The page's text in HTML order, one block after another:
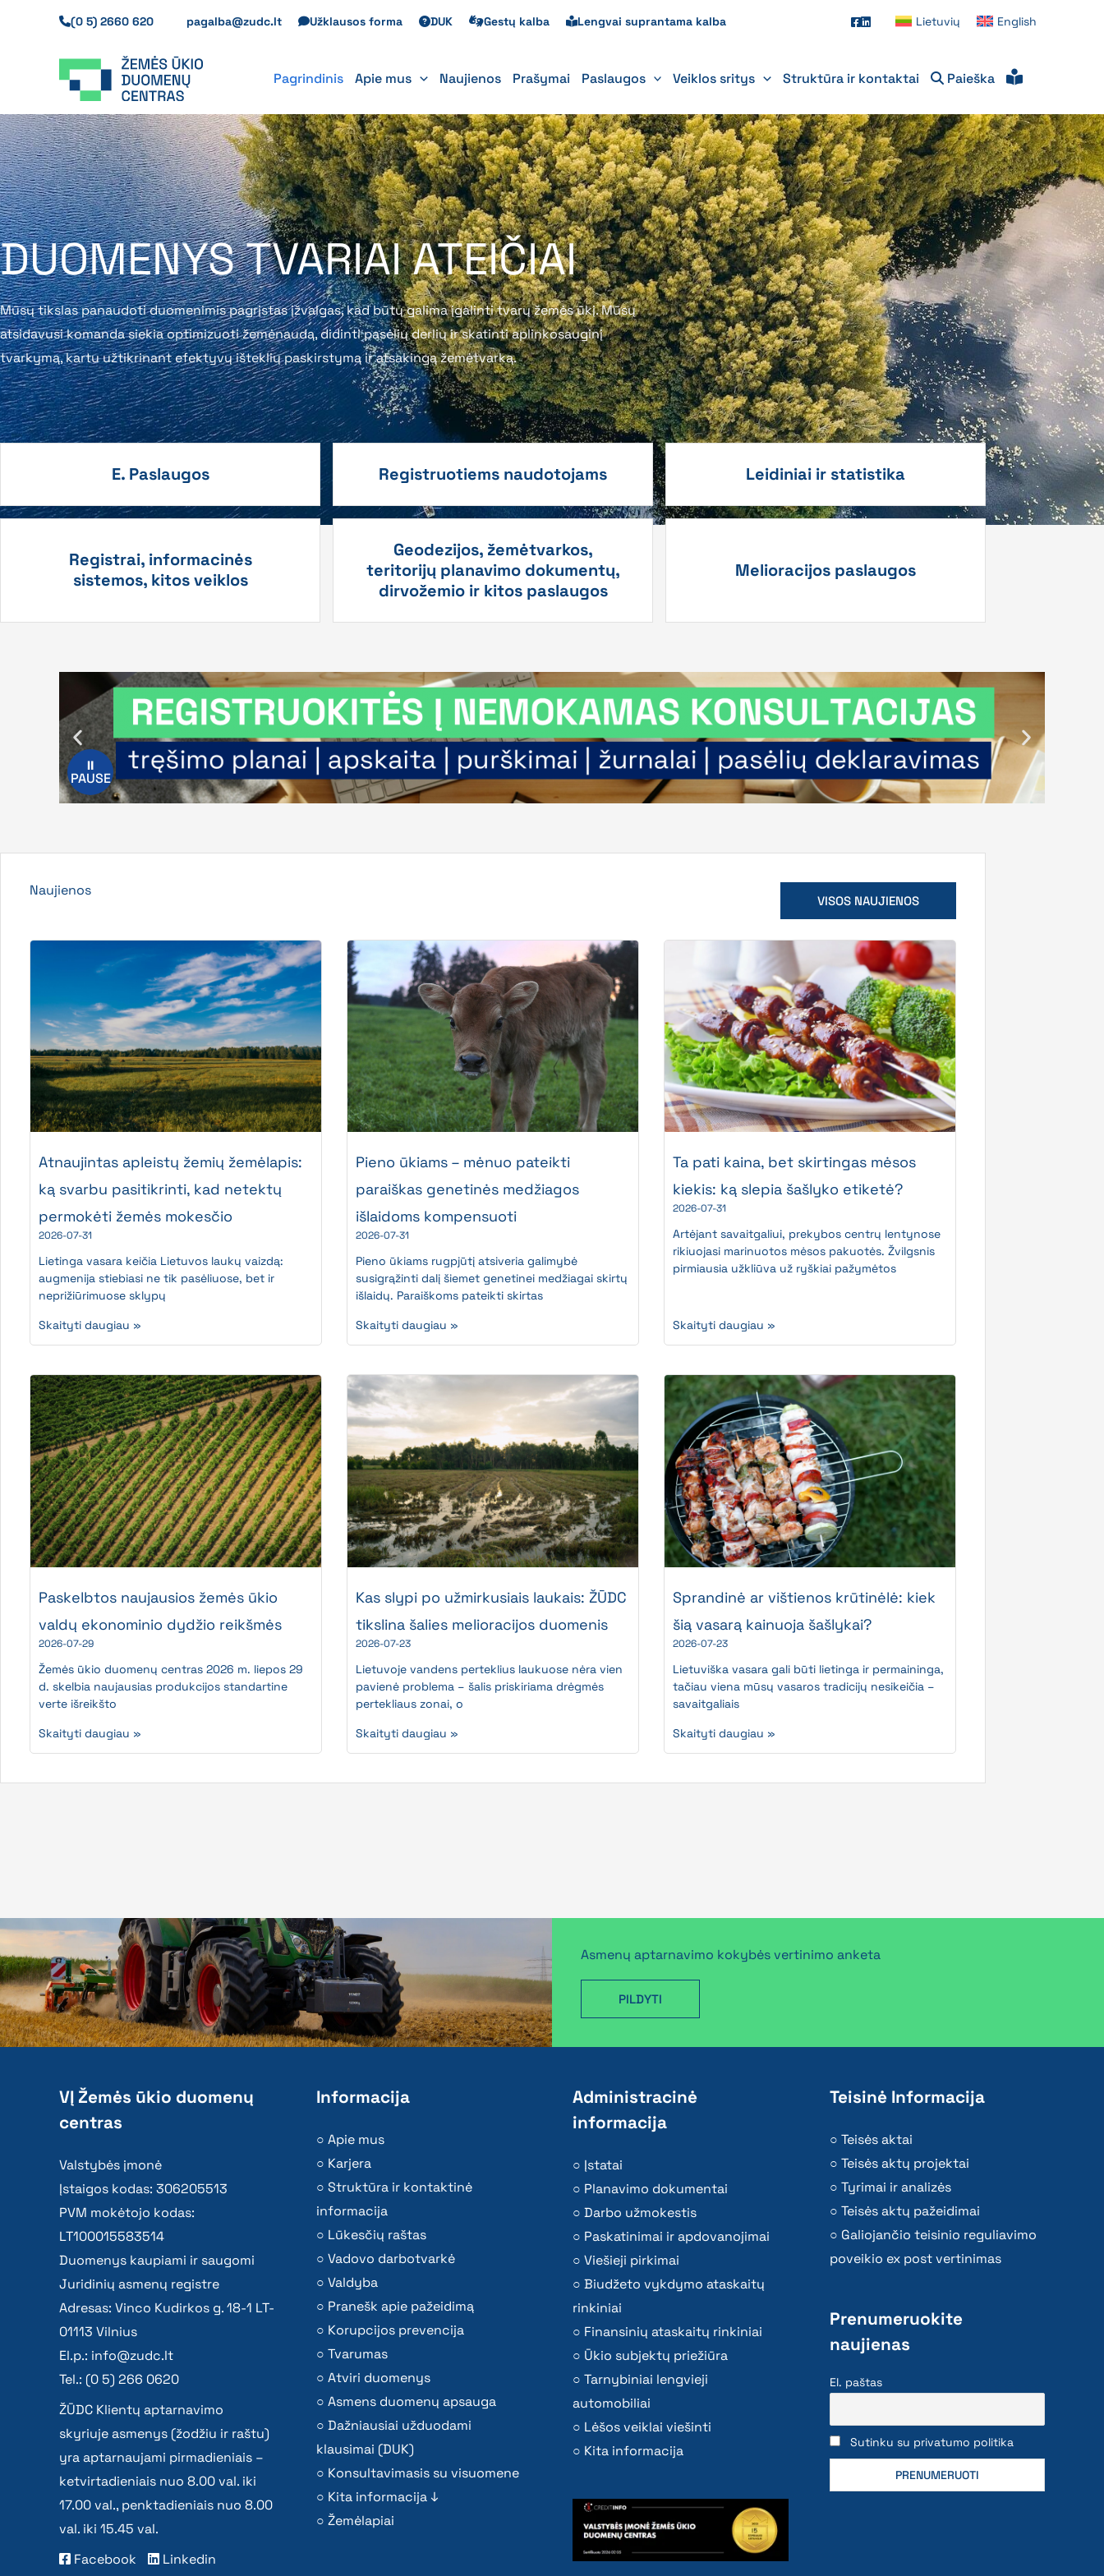
(0 5) 2660 620 pagalba@zudc.lt Užklausos forma DUK Gestų kalba Lengvai suprantama kalba Lietuvių English
Pagrindinis Apie mus Naujienos Prašymai Paslaugos Veiklos sritys Struktūra ir kontaktai Paieška
DUOMENYS TVARIAI ATEIČIAI
Mūsų tikslas panaudoti duomenimis pagrįstas įžvalgas, kad būtų galima įgalinti tvarų žemės ūkį. Mūsų
atsidavusi komanda siekia optimizuoti žemėnaudą, didinti pasėlių derlių ir skatinti aplinkosauginį
tvarkymą, kartu užtikrinant efektyvų išteklių paskirstymą ir atsakingą žemėtvarką.
E. Paslaugos Registruotiems naudotojams Leidiniai ir statistika
Registrai, informacinės
sistemos, kitos veiklos
Geodezijos, žemėtvarkos,
teritorijų planavimo dokumentų,
dirvožemio ir kitos paslaugos
Melioracijos paslaugos
⏸
PAUSE
Naujienos
VISOS NAUJIENOS
Atnaujintas apleistų žemių žemėlapis:
ką svarbu pasitikrinti, kad netektų
permokėti žemės mokesčio
2026-07-31
Lietinga vasara keičia Lietuvos laukų vaizdą:
augmenija stiebiasi ne tik pasėliuose, bet ir
neprižiūrimuose sklypų
Skaityti daugiau »
Pieno ūkiams – mėnuo pateikti
paraiškas genetinės medžiagos
išlaidoms kompensuoti
2026-07-31
Pieno ūkiams rugpjūtį atsiveria galimybė
susigrąžinti dalį šiemet genetinei medžiagai skirtų
išlaidų. Paraiškoms pateikti skirtas
Skaityti daugiau »
Ta pati kaina, bet skirtingas mėsos
kiekis: ką slepia šašlyko etiketė?
2026-07-31
Artėjant savaitgaliui, prekybos centrų lentynose
rikiuojasi marinuotos mėsos pakuotės. Žvilgsnis
pirmiausia užkliūva už ryškiai pažymėtos
Skaityti daugiau »
Paskelbtos naujausios žemės ūkio
valdų ekonominio dydžio reikšmės
2026-07-29
Žemės ūkio duomenų centras 2026 m. liepos 29
d. skelbia naujausias produkcijos standartine
verte išreikšto
Skaityti daugiau »
Kas slypi po užmirkusiais laukais: ŽŪDC
tikslina šalies melioracijos duomenis
2026-07-23
Lietuvoje vandens perteklius laukuose nėra vien
pavienė problema – šalis priskiriama drėgmės
pertekliaus zonai, o
Skaityti daugiau »
Sprandinė ar vištienos krūtinėlė: kiek
šią vasarą kainuoja šašlykai?
2026-07-23
Lietuviška vasara gali būti lietinga ir permaininga,
tačiau viena mūsų vasaros tradicijų nesikeičia –
savaitgaliais
Skaityti daugiau »
Asmenų aptarnavimo kokybės vertinimo anketa
PILDYTI
VĮ Žemės ūkio duomenų
centras
Valstybės įmonė
Įstaigos kodas: 306205513
PVM mokėtojo kodas:
LT100015583514
Duomenys kaupiami ir saugomi
Juridinių asmenų registre
Adresas: Vinco Kudirkos g. 18-1 LT-
01113 Vilnius
El.p.: info@zudc.lt
Tel.: (0 5) 266 0620
ŽŪDC Klientų aptarnavimo
skyriuje asmenys (žodžiu ir raštu)
yra aptarnaujami pirmadieniais –
ketvirtadieniais nuo 8.00 val. iki
17.00 val., penktadieniais nuo 8.00
val. iki 15.45 val.
Facebook
Linkedin
Informacija
Apie mus
Karjera
Struktūra ir kontaktinė
informacija
Lūkesčių raštas
Vadovo darbotvarkė
Valdyba
Pranešk apie pažeidimą
Korupcijos prevencija
Tvarumas
Atviri duomenys
Asmens duomenų apsauga
Dažniausiai užduodami
klausimai (DUK)
Konsultavimasis su visuomene
Kita informacija ↓
Žemėlapiai
Administracinė
informacija
Įstatai
Planavimo dokumentai
Darbo užmokestis
Paskatinimai ir apdovanojimai
Viešieji pirkimai
Biudžeto vykdymo ataskaitų
rinkiniai
Finansinių ataskaitų rinkiniai
Ūkio subjektų priežiūra
Tarnybiniai lengvieji
automobiliai
Lėšos veiklai viešinti
Kita informacija
Teisinė Informacija
Teisės aktai
Teisės aktų projektai
Tyrimai ir analizės
Teisės aktų pažeidimai
Galiojančio teisinio reguliavimo
poveikio ex post vertinimas
Prenumeruokite
naujienas
El. paštas
Sutinku su privatumo politika